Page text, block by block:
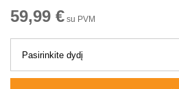
59,99 € su PVM